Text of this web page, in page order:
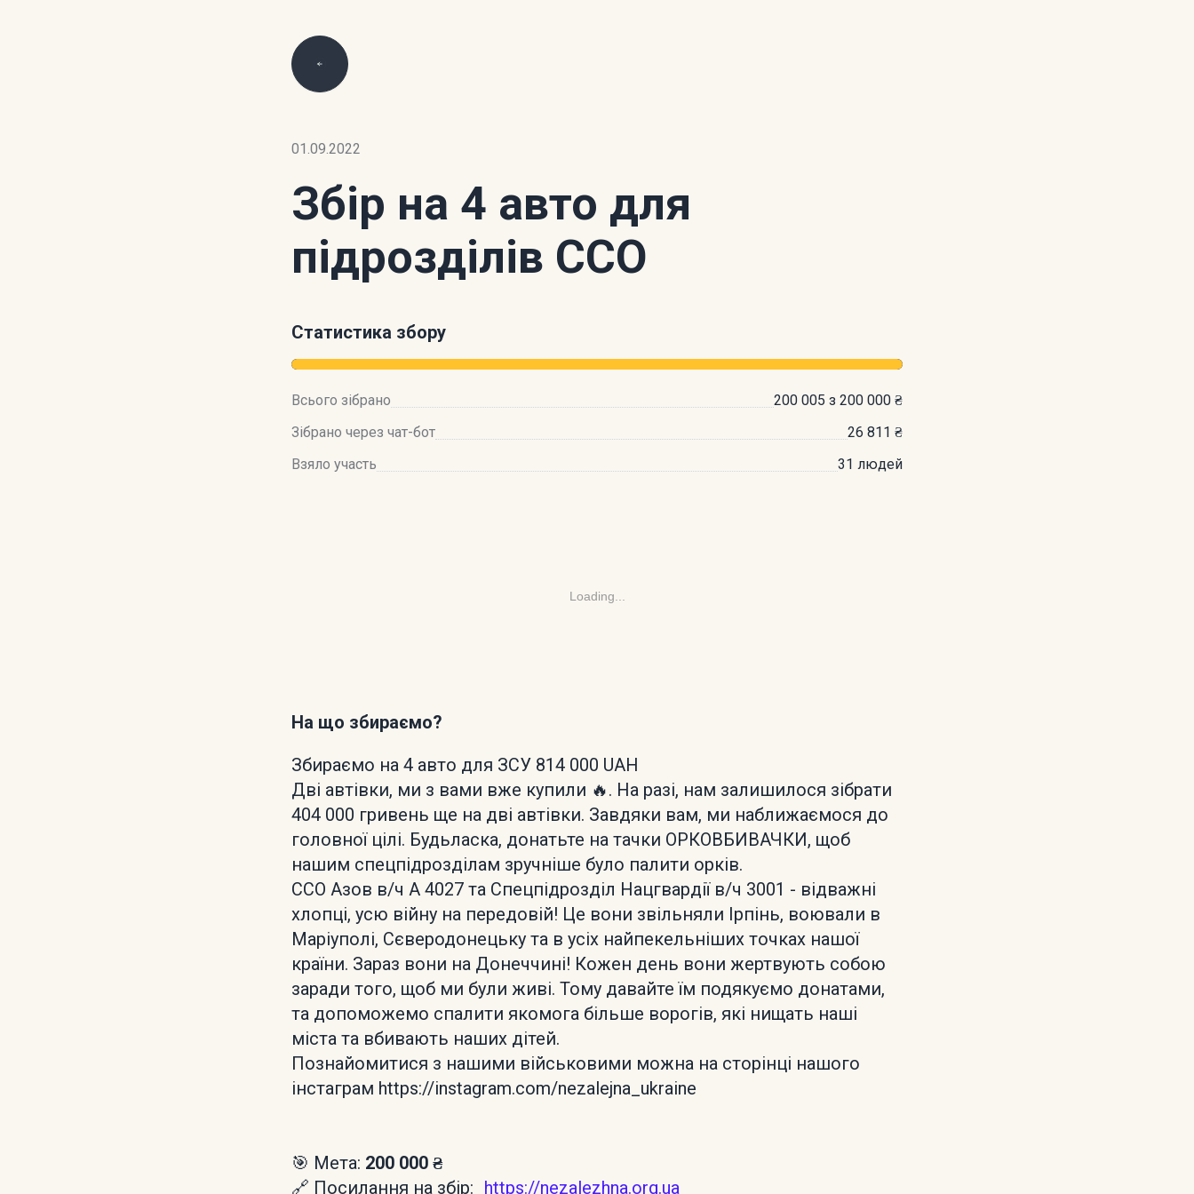
01.09.2022
Збір на 4 авто для
підрозділів ССО
Статистика збору
Всього зібрано
200 005 з 200 000 ₴
Зібрано через чат-бот
26 811 ₴
Взяло участь
31 людей
Loading...
На що збираємо?
Збираємо на 4 авто для ЗСУ 814 000 UAH
Дві автівки, ми з вами вже купили 🔥. На разі, нам залишилося зібрати
404 000 гривень ще на дві автівки. Завдяки вам, ми наближаємося до
головної цілі. Будьласка, донатьте на тачки ОРКОВБИВАЧКИ, щоб
нашим спецпідрозділам зручніше було палити орків.
ССО Азов в/ч А 4027 та Спецпідрозділ Нацгвардії в/ч 3001 - відважні
хлопці, усю війну на передовій! Це вони звільняли Ірпінь, воювали в
Маріуполі, Сєверодонецьку та в усіх найпекельніших точках нашої
країни. Зараз вони на Донеччині! Кожен день вони жертвують собою
заради того, щоб ми були живі. Тому давайте їм подякуємо донатами,
та допоможемо спалити якомога більше ворогів, які нищать наші
міста та вбивають наших дітей.
Познайомитися з нашими військовими можна на сторінці нашого
інстаграм https://instagram.com/nezalejna_ukraine
🎯 Мета: 200 000 ₴
🔗 Посилання на збір: https://nezalezhna.org.ua